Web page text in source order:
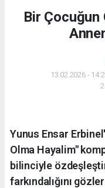
Bir Çocuğun
13.02.2026 -
Yunus Ensar
Olma Hayalim"
bilinciyle
farkındalığını